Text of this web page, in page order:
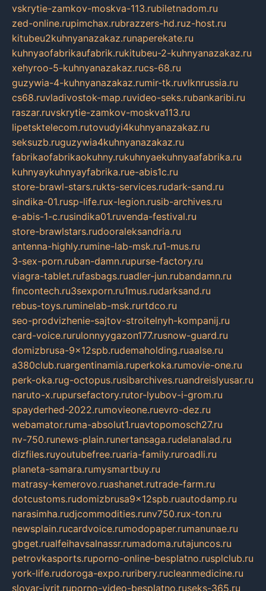
vskrytie-zamkov-moskva-113.rubiletnadom.ru
zed-online.rupimchax.rubrazzers-hd.ruz-host.ru
kitubeu2kuhnyanazakaz.runaperekate.ru
kuhnyaofabrikaufabrik.rukitubeu-2-kuhnyanazakaz.ru
xehyroo-5-kuhnyanazakaz.rucs-68.ru
guzywia-4-kuhnyanazakaz.rumir-tk.ruvlknrussia.ru
cs68.ruvladivostok-map.ruvideo-seks.rubankaribi.ru
raszar.ruvskrytie-zamkov-moskva113.ru
lipetsktelecom.rutovudyi4kuhnyanazakaz.ru
seksuzb.ruguzywia4kuhnyanazakaz.ru
fabrikaofabrikaokuhny.rukuhnyaekuhnyaafabrika.ru
kuhnyaykuhnyayfabrika.rue-abis1c.ru
store-brawl-stars.rukts-services.rudark-sand.ru
sindika-01.rusp-life.rux-legion.rusib-archives.ru
e-abis-1-c.rusindika01.ruvenda-festival.ru
store-brawlstars.rudooraleksandria.ru
antenna-highly.rumine-lab-msk.ru1-mus.ru
3-sex-porn.ruban-damn.rupurse-factory.ru
viagra-tablet.rufasbags.ruadler-jun.rubandamn.ru
fincontech.ru3sexporn.ru1mus.rudarksand.ru
rebus-toys.ruminelab-msk.rurtdco.ru
seo-prodvizhenie-sajtov-stroitelnyh-kompanij.ru
card-voice.rurulonnyygazon177.rusnow-guard.ru
domizbrusa-9x12spb.rudemaholding.ruaalse.ru
a380club.ruargentinamia.ruperkoka.rumovie-one.ru
perk-oka.rug-octopus.rusibarchives.ruandreislyusar.ru
naruto-x.rupursefactory.rutor-lyubov-i-grom.ru
spayderhed-2022.rumovieone.ruevro-dez.ru
webamator.ruma-absolut1.ruavtopomosch27.ru
nv-750.runews-plain.runertansaga.rudelanalad.ru
dizfiles.ruyoutubefree.ruaria-family.ruroadli.ru
planeta-samara.rumysmartbuy.ru
matrasy-kemerovo.ruashanet.rutrade-farm.ru
dotcustoms.rudomizbrusa9x12spb.ruautodamp.ru
narasimha.rudjcommodities.runv750.rux-ton.ru
newsplain.rucardvoice.rumodopaper.rumanunae.ru
gbget.rualfeihavsalnassr.rumadoma.rutajuncos.ru
petrovkasports.ruporno-online-besplatno.rusplclub.ru
york-life.rudoroga-expo.ruribery.rucleanmedicine.ru
slovar-ivrit.ruporno-video-besplatno.ruseks-365.ru